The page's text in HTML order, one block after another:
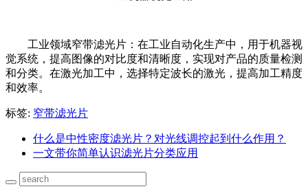
工业领域窄带滤光片：在工业自动化生产中，用于机器视
觉系统，提高图像的对比度和清晰度，实现对产品的质量检测
和分类。在激光加工中，选择特定波长的激光，提高加工精度
和效率。
标签: 窄带滤光片
什么是中性密度滤光片？对光线调控起到什么作用？
一文带你简单认识滤光片分类应用